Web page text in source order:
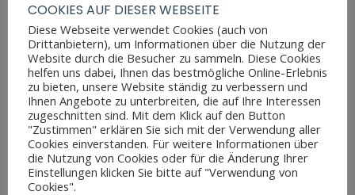
Stil
Barock
Möbelart
Schrank
Zustand
Gut, voll
funktionsfähig,
zeigt aber
Altersspuren
durch
Abnutzungen
COOKIES AUF DIESER WEBSEITE
Diese Webseite verwendet Cookies (auch von
Drittanbietern), um Informationen über die Nutzung der
Website durch die Besucher zu sammeln. Diese Cookies
helfen uns dabei, Ihnen das bestmögliche Online-Erlebnis
zu bieten, unsere Website ständig zu verbessern und
Ihnen Angebote zu unterbreiten, die auf Ihre Interessen
zugeschnitten sind. Mit dem Klick auf den Button
"Zustimmen" erklären Sie sich mit der Verwendung aller
Cookies einverstanden. Für weitere Informationen über
die Nutzung von Cookies oder für die Änderung Ihrer
Einstellungen klicken Sie bitte auf "Verwendung von
Cookies".